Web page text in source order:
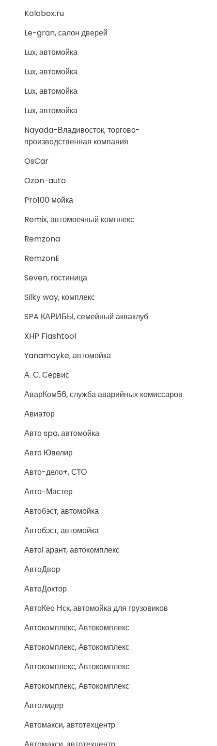
Kolobox.ru
Le-gran, салон дверей
Lux, автомойка
Lux, автомойка
Lux, автомойка
Lux, автомойка
Nayada-Владивосток, торгово-
производственная компания
OsCar
Ozon-auto
Pro100 мойка
Remix, автомоечный комплекс
Remzona
RemzonE
Seven, гостиница
Silky way, комплекс
SPA КАРИБЫ, семейный акваклуб
XHP Flashtool
Yanamoyke, автомойка
А. С. Сервис
АварКом56, служба аварийных комиссаров
Авиатор
Авто spa, автомойка
Авто Ювелир
Авто-дело+, СТО
Авто-Мастер
Автобэст, автомойка
Автобэст, автомойка
АвтоГарант, автокомплекс
АвтоДвор
АвтоДоктор
АвтоКео Нск, автомойка для грузовиков
Автокомплекс, Автокомплекс
Автокомплекс, Автокомплекс
Автокомплекс, Автокомплекс
Автокомплекс, Автокомплекс
Автолидер
Автомакси, автотехцентр